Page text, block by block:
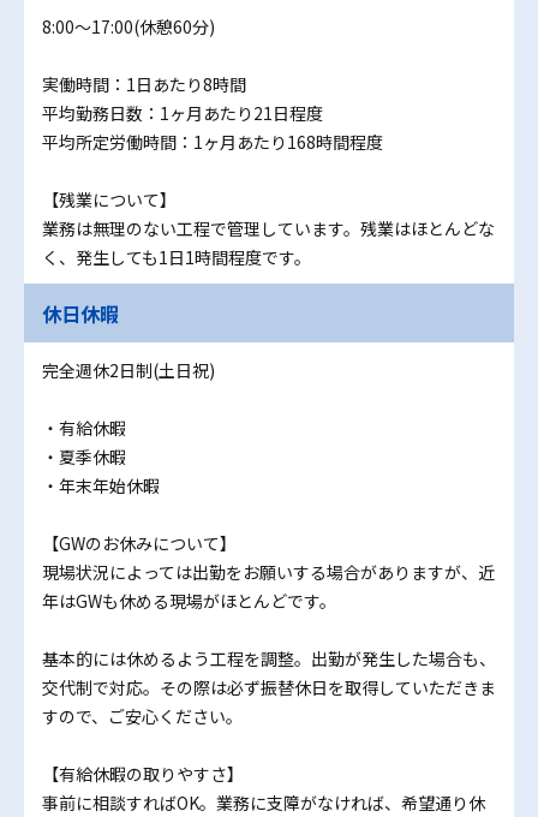
8:00〜17:00(休憩60分)
実働時間：1日あたり8時間
平均勤務日数：1ヶ月あたり21日程度
平均所定労働時間：1ヶ月あたり168時間程度
【残業について】
業務は無理のない工程で管理しています。残業はほとんどな
く、発生しても1日1時間程度です。
休日休暇
完全週休2日制(土日祝)
・有給休暇
・夏季休暇
・年末年始休暇
【GWのお休みについて】
現場状況によっては出勤をお願いする場合がありますが、近
年はGWも休める現場がほとんどです。
基本的には休めるよう工程を調整。出勤が発生した場合も、
交代制で対応。その際は必ず振替休日を取得していただきま
すので、ご安心ください。
【有給休暇の取りやすさ】
事前に相談すればOK。業務に支障がなければ、希望通り休